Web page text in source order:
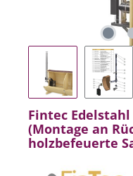
Fintec
(Montage an
holzbefeuerte